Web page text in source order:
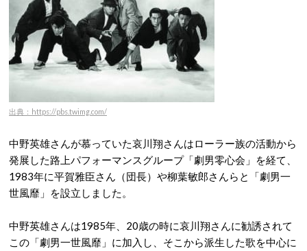
出典：https://pbs.twimg.com/
中野英雄さんが慕っていた哀川翔さんはローラー族の活動から
発展した路上パフォーマンスグループ「劇男零心会」を経て、
1983年に平賀雅臣さん（団長）や柳葉敏郎さんらと「劇男一
世風靡」を設立しました。
中野英雄さんは1985年、20歳の時に哀川翔さんに勧誘されて
この「劇男一世風靡」に加入し、そこから派生した歌を中心に